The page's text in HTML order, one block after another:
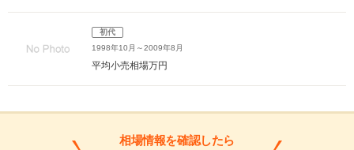
初代
1998年10月～2009年8月
平均小売相場万円
相場情報を確認したら